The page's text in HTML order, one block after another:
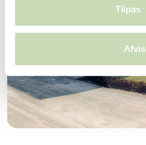
Tilpas
Afvis